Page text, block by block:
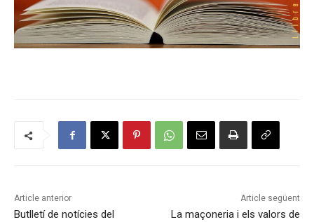
Article anterior
Butlletí de notícies del
Article següent
La maçoneria i els valors de